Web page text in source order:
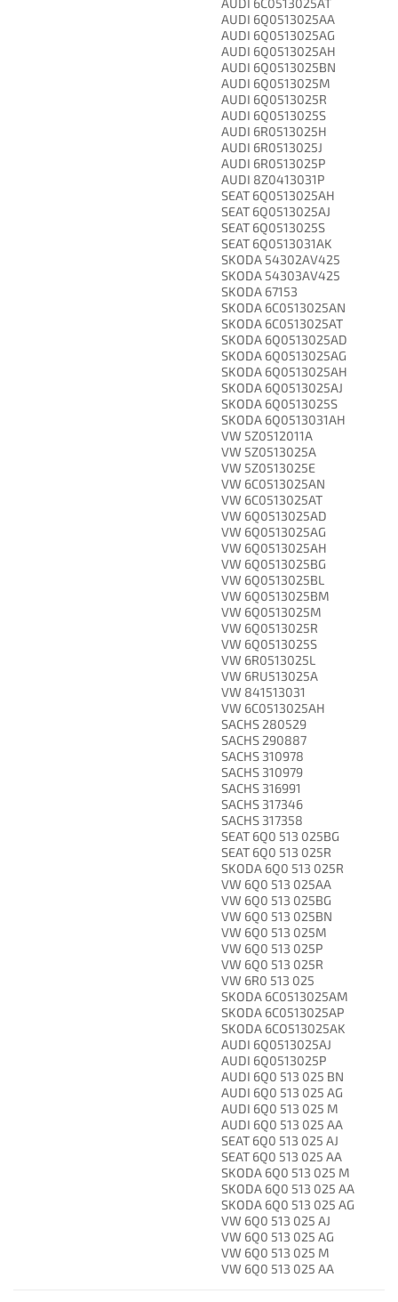
AUDI 6C0513025AT
AUDI 6Q0513025AA
AUDI 6Q0513025AG
AUDI 6Q0513025AH
AUDI 6Q0513025BN
AUDI 6Q0513025M
AUDI 6Q0513025R
AUDI 6Q0513025S
AUDI 6R0513025H
AUDI 6R0513025J
AUDI 6R0513025P
AUDI 8Z0413031P
SEAT 6Q0513025AH
SEAT 6Q0513025AJ
SEAT 6Q0513025S
SEAT 6Q0513031AK
SKODA 54302AV425
SKODA 54303AV425
SKODA 67153
SKODA 6C0513025AN
SKODA 6C0513025AT
SKODA 6Q0513025AD
SKODA 6Q0513025AG
SKODA 6Q0513025AH
SKODA 6Q0513025AJ
SKODA 6Q0513025S
SKODA 6Q0513031AH
VW 5Z0512011A
VW 5Z0513025A
VW 5Z0513025E
VW 6C0513025AN
VW 6C0513025AT
VW 6Q0513025AD
VW 6Q0513025AG
VW 6Q0513025AH
VW 6Q0513025BG
VW 6Q0513025BL
VW 6Q0513025BM
VW 6Q0513025M
VW 6Q0513025R
VW 6Q0513025S
VW 6R0513025L
VW 6RU513025A
VW 841513031
VW 6C0513025AH
SACHS 280529
SACHS 290887
SACHS 310978
SACHS 310979
SACHS 316991
SACHS 317346
SACHS 317358
SEAT 6Q0 513 025BG
SEAT 6Q0 513 025R
SKODA 6Q0 513 025R
VW 6Q0 513 025AA
VW 6Q0 513 025BG
VW 6Q0 513 025BN
VW 6Q0 513 025M
VW 6Q0 513 025P
VW 6Q0 513 025R
VW 6R0 513 025
SKODA 6C0513025AM
SKODA 6C0513025AP
SKODA 6CO513025AK
AUDI 6Q0513025AJ
AUDI 6Q0513025P
AUDI 6Q0 513 025 BN
AUDI 6Q0 513 025 AG
AUDI 6Q0 513 025 M
AUDI 6Q0 513 025 AA
SEAT 6Q0 513 025 AJ
SEAT 6Q0 513 025 AA
SKODA 6Q0 513 025 M
SKODA 6Q0 513 025 AA
SKODA 6Q0 513 025 AG
VW 6Q0 513 025 AJ
VW 6Q0 513 025 AG
VW 6Q0 513 025 M
VW 6Q0 513 025 AA